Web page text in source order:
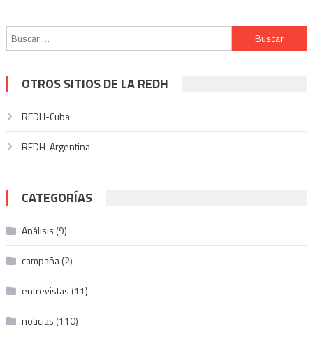
Buscar:
OTROS SITIOS DE LA REDH
REDH-Cuba
REDH-Argentina
CATEGORÍAS
Análisis (9)
campaña(2)
entrevistas (11)
noticias (110)